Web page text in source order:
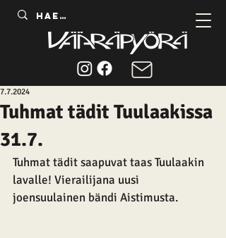
Tuhmat tädit Tuulaakissa
31.7.
7.7.2024
Tuhmat tädit saapuvat taas Tuulaakin
lavalle! Vierailijana uusi
joensuulainen bändi Aistimusta.